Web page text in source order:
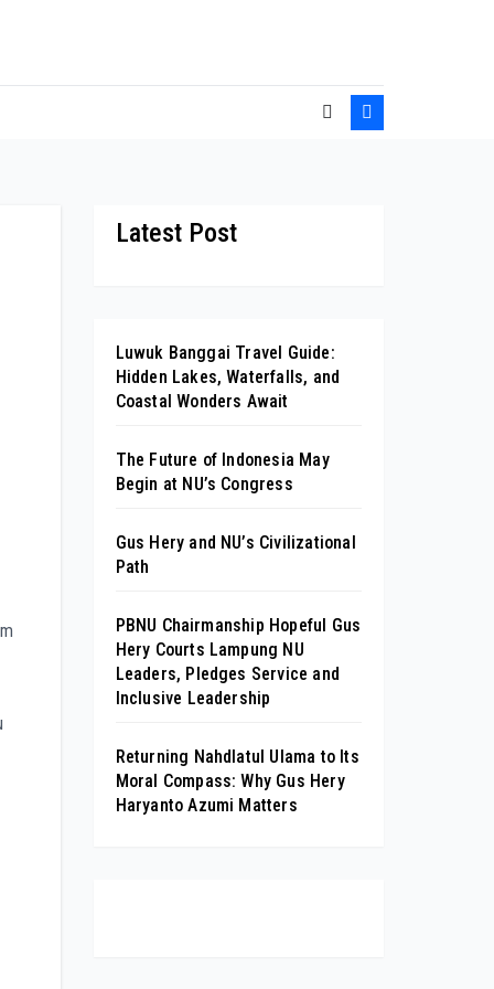
Latest Post
Luwuk Banggai Travel Guide:
Hidden Lakes, Waterfalls, and
Coastal Wonders Await
The Future of Indonesia May
Begin at NU’s Congress
Gus Hery and NU’s Civilizational
Path
PBNU Chairmanship Hopeful Gus
Hery Courts Lampung NU
Leaders, Pledges Service and
Inclusive Leadership
Returning Nahdlatul Ulama to Its
Moral Compass: Why Gus Hery
Haryanto Azumi Matters